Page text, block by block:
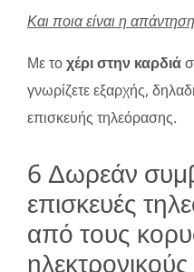
Και ποια είναι η
Με τοχέρι στην καρδιά
γνωρίζετε εξαρχής,
επισκευής τηλεόρασης.
6 Δωρεάν
επισκευές
από τους